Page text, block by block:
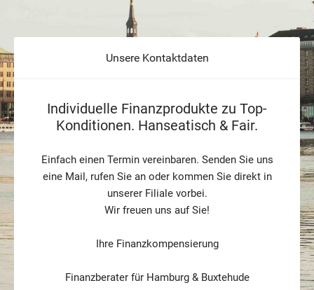
Unsere Kontaktdaten
Individuelle Finanzprodukte zu Top-
Konditionen. Hanseatisch & Fair.
Einfach einen Termin vereinbaren. Senden Sie uns
eine Mail, rufen Sie an oder kommen Sie direkt in
unserer Filiale vorbei.
Wir freuen uns auf Sie!
Ihre Finanzkompensierung
Finanzberater für Hamburg & Buxtehude